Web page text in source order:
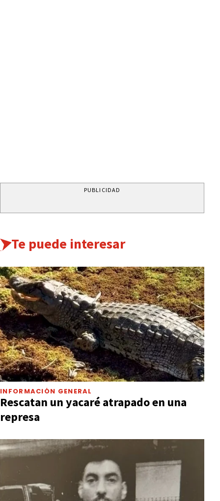
PUBLICIDAD
Te puede interesar
INFORMACIÓN GENERAL
Rescatan un yacaré atrapado en una
represa